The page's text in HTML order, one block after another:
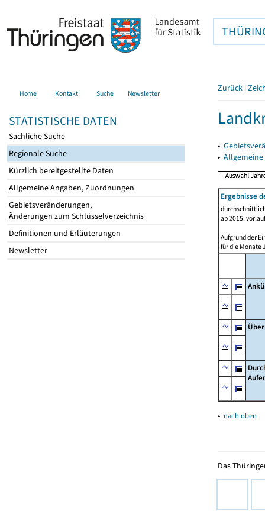
Home Kontakt Suche Newsletter
STATISTISCHE DATEN
Sachliche Suche
Regionale Suche
Kürzlich bereitgestellte Daten
Allgemeine Angaben, Zuordnungen
Gebietsveränderungen,
Änderungen zum Schlüsselverzeichnis
Definitionen und Erläuterungen
Newsletter
Zurück |
▸
▸
Ergebnisse
ab 2015:
Aufgrund der
für die Monate
▴ nach oben
Das